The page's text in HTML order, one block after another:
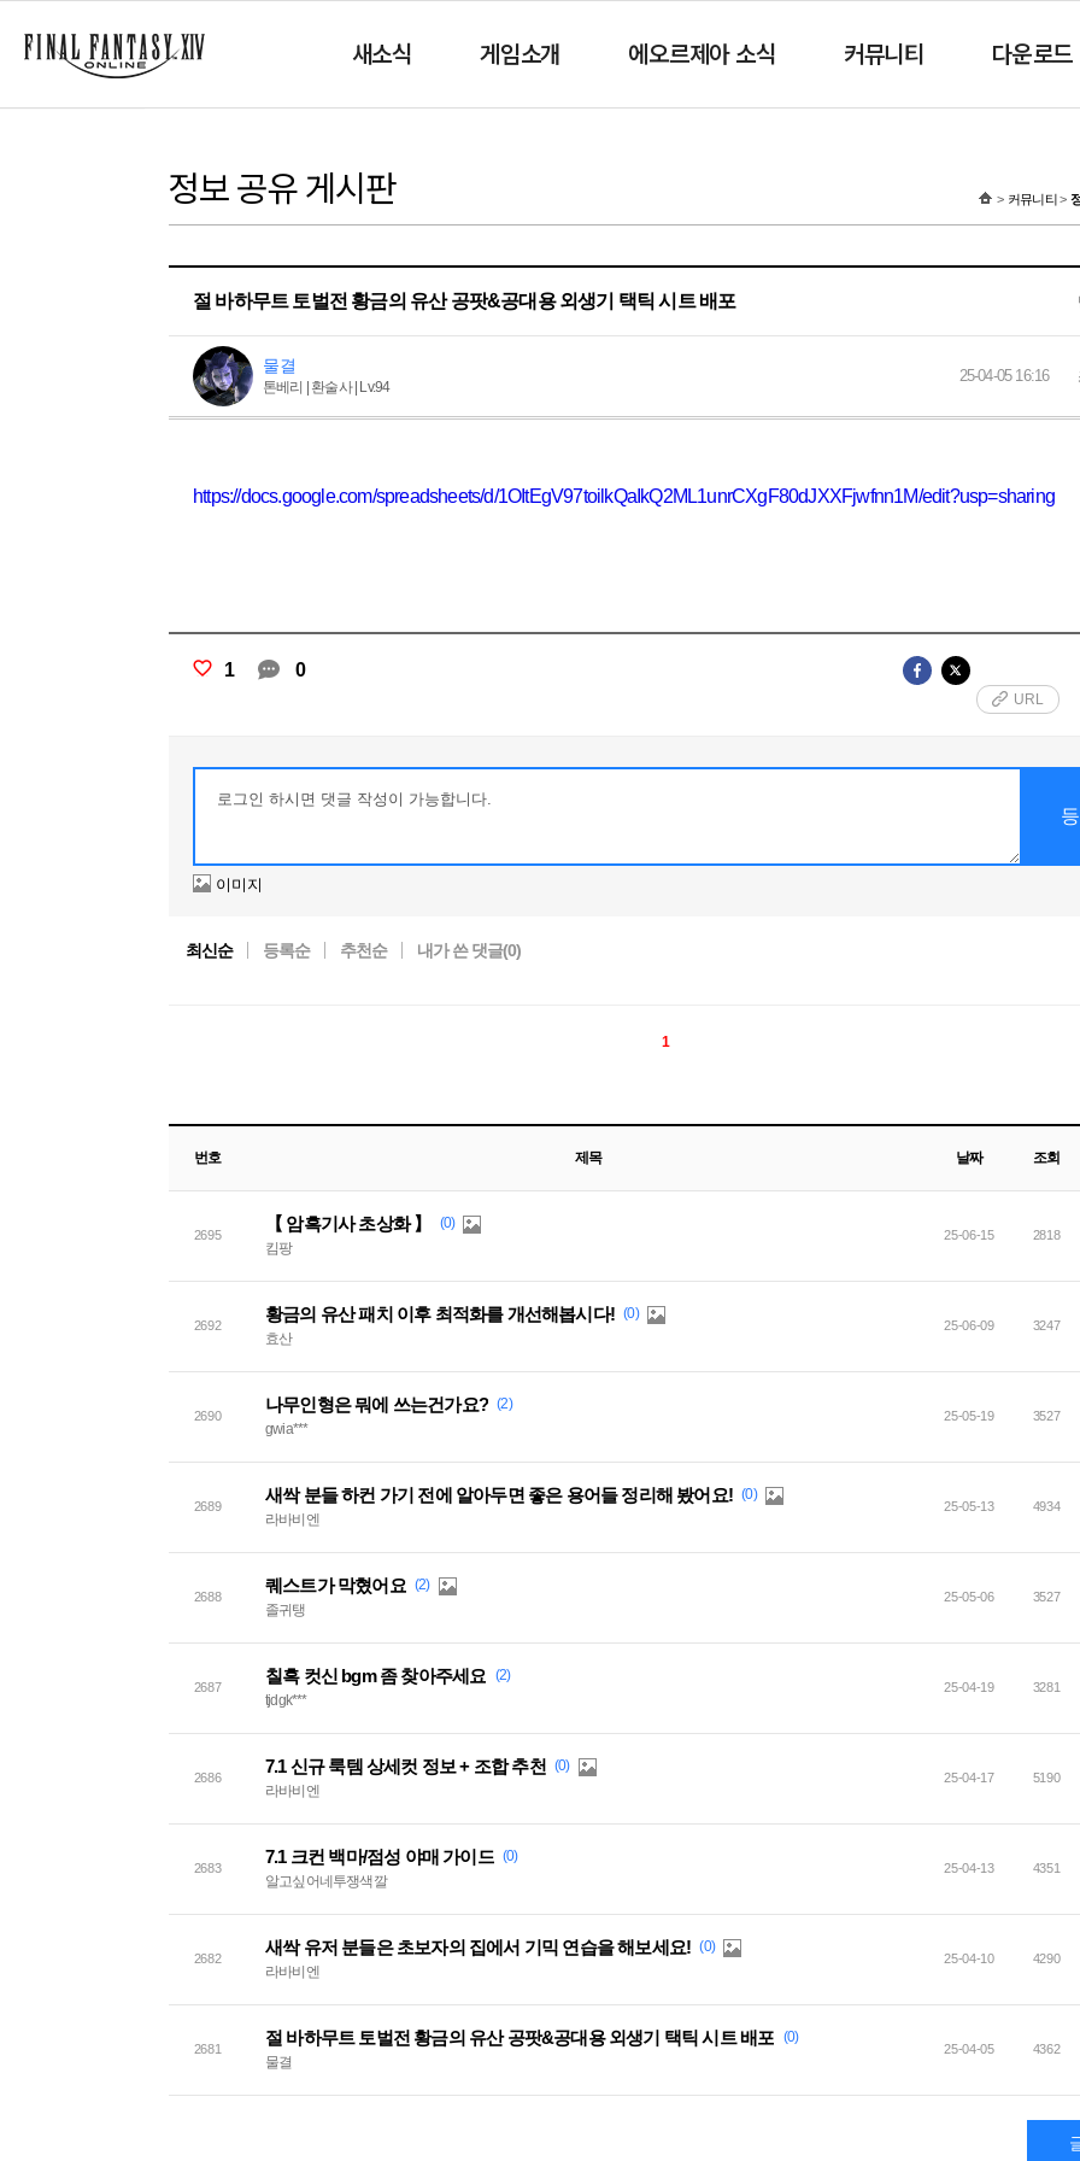
새소식 게임소개 에오르제아 소식 커뮤니티 다운로드
정보 공유 게시판 커뮤니티
절 바하무트 토벌전 황금의 유산 공팟&공대용 외생기 택틱 시트 배포
물결
톤베리 | 환술사 | Lv.94
25-04-05 16:16
https://docs.google.com/spreadsheets/d/1OItEgV97toilkQaIkQ2ML1unrCXgF80dJXXFjwfnn1M/edit?usp=sharing
1 0
URL
이미지
최신순 등록순 추천순 내가 쓴 댓글(0)
1
번호 제목 날짜 조회
2695
【 암흑기사 초상화 】
(0)
킴팡
25-06-15 2818
2692
황금의 유산 패치 이후 최적화를 개선해봅시다! (0)
효산
25-06-09 3247
2690
나무인형은 뭐에 쓰는건가요? (2)
gwia***
25-05-19 3527
2689
새싹 분들 하컨 가기 전에 알아두면 좋은 용어들 정리해 봤어요! (0)
라바비엔
25-05-13 4934
2688
퀘스트가 막혔어요 (2)
졸귀탱
25-05-06 3527
2687
칠흑 컷신 bgm 좀 찾아주세요 (2)
tjdgk***
25-04-19 3281
2686
7.1 신규 룩템 상세컷 정보 + 조합 추천 (0)
라바비엔
25-04-17 5190
2683
7.1 크컨 백마/점성 야매 가이드 (0)
알고싶어네투쟁색깔
25-04-13 4351
2682
새싹 유저 분들은 초보자의 집에서 기믹 연습을 해보세요! (0)
라바비엔
25-04-10 4290
2681
절 바하무트 토벌전 황금의 유산 공팟&공대용 외생기 택틱 시트 배포 (0)
물결
25-04-05 4362